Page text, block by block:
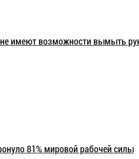
имеют возможности вымыть
81% мировой рабочей силы